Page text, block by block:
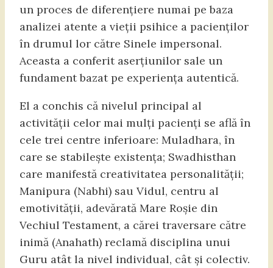
un proces de diferențiere numai pe baza
analizei atente a vieții psihice a pacienților
în drumul lor către Sinele impersonal.
Aceasta a conferit aserțiunilor sale un
fundament bazat pe experiența autentică.
El a conchis că nivelul principal al
activității celor mai mulți pacienți se află în
cele trei centre inferioare: Muladhara, în
care se stabilește existența; Swadhisthan
care manifestă creativitatea personalității;
Manipura (Nabhi) sau Vidul, centru al
emotivității, adevărată Mare Roșie din
Vechiul Testament, a cărei traversare către
inimă (Anahath) reclamă disciplina unui
Guru atât la nivel individual, cât și colectiv.